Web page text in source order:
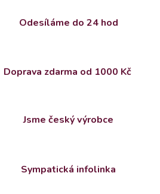
Odesíláme do 24 hod
Doprava zdarma od 1000 Kč
Jsme český výrobce
Sympatická infolinka